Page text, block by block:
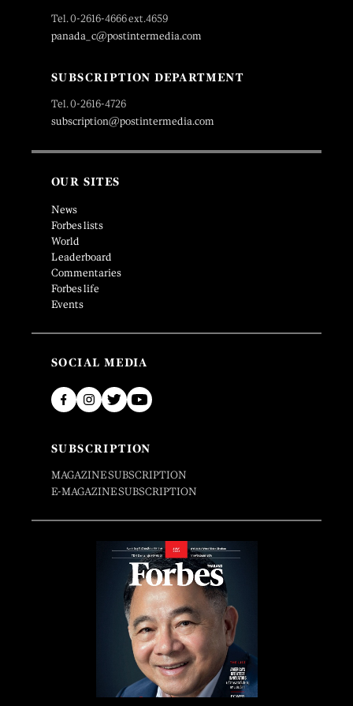
Tel. 0-2616-4666 ext.4659
panada_c@postintermedia.com
SUBSCRIPTION DEPARTMENT
Tel. 0-2616-4726
subscription@postintermedia.com
OUR SITES
News
Forbes lists
World
Leaderboard
Commentaries
Forbes life
Events
SOCIAL MEDIA
SUBSCRIPTION
MAGAZINE SUBSCRIPTION
E-MAGAZINE SUBSCRIPTION